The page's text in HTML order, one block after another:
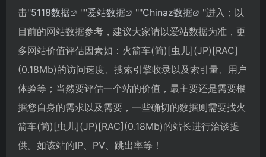
击"5118数据 ""爱站数据 ""Chinaz数据
"进入；以
目前的网站数据参考，建议大家请以爱站数据为准，更
多网站价值评估因素如：火箭车(简)[虫儿](JP)[RAC]
(0.18Mb)的访问速度、搜索引擎收录以及索引量、用户
体验等；当然要评估一个站的价值，最主要还是需要根
据您自身的需求以及需要，一些确切的数据则需要找火
箭车(简)[虫儿](JP)[RAC](0.18Mb)的站长进行洽谈提
供。如该站的IP、PV、跳出率等！